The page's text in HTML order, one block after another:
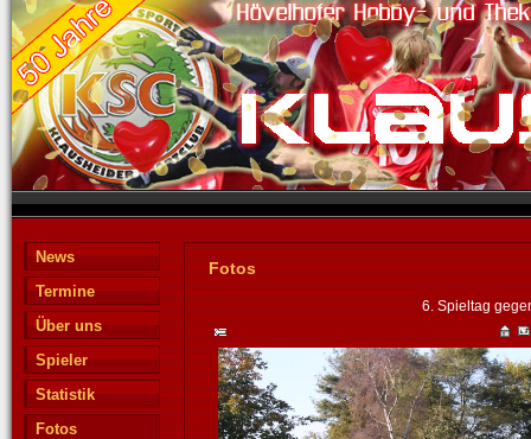
News
Termine
Über uns
Spieler
Statistik
Fotos
Fotos
6. Spieltag